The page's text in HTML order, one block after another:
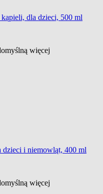
dla dzieci, 500 ml
więcej
i niemowląt, 400 ml
więcej